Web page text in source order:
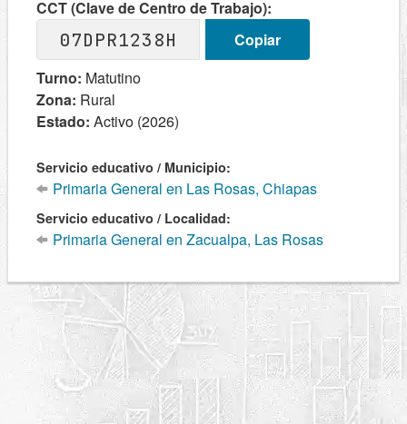
CCT (Clave de Centro de Trabajo):
07DPR1238H
Copiar
Turno: Matutino
Zona: Rural
Estado: Activo (2026)
Servicio educativo / Municipio:
Primaria General en Las Rosas, Chiapas
Servicio educativo / Localidad:
Primaria General en Zacualpa, Las Rosas